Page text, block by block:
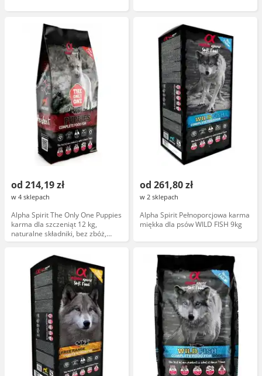
od 214,19 zł
w 4 sklepach
Alpha Spirit The Only One Puppies
karma dla szczeniąt 12 kg,
naturalne składniki, bez zbóż,
wysokoproteinowa, bez
od 261,80 zł
w 2 sklepach
Alpha Spirit Pełnoporcjowa karma
miękka dla psów WILD FISH 9kg